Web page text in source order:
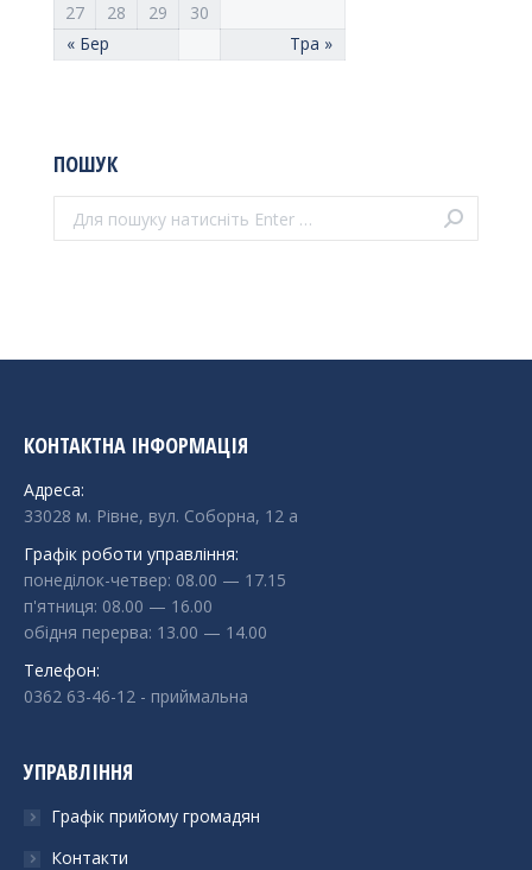
« Бер Тра »
27
28 29 30
ПОШУК
Поиск:
КОНТАКТНА ІНФОРМАЦІЯ
Адреса:
33028 м. Рівне, вул. Соборна, 12 а
Графік роботи управління:
понеділок-четвер: 08.00 — 17.15
п'ятниця: 08.00 — 16.00
обідня перерва: 13.00 — 14.00
Телефон:
0362 63-46-12 - приймальна
УПРАВЛІННЯ
Графік прийому громадян
Контакти